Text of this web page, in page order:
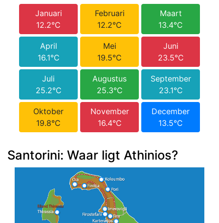
Januari
12.2°C
Februari
12.2°C
Maart
13.4°C
April
16.1°C
Mei
19.5°C
Juni
23.5°C
Juli
25.2°C
Augustus
25.3°C
September
23.1°C
Oktober
19.8°C
November
16.4°C
December
13.5°C
Santorini: Waar ligt Athinios?